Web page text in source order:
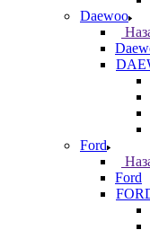
Daewoo
Ford
Ford